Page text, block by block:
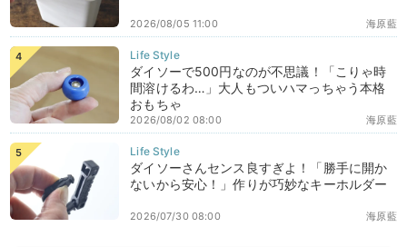
海原藍
2026/08/05 11:00
ダイソーで500円なのが不思議！「こりゃ時
間溶けるわ…」大人もついハマっちゃう本格
おもちゃ
海原藍
2026/08/02 08:00
ダイソーさんセンス良すぎよ！「勝手に開か
ないから安心！」作りが巧妙なキーホルダー
海原藍
2026/07/30 08:00